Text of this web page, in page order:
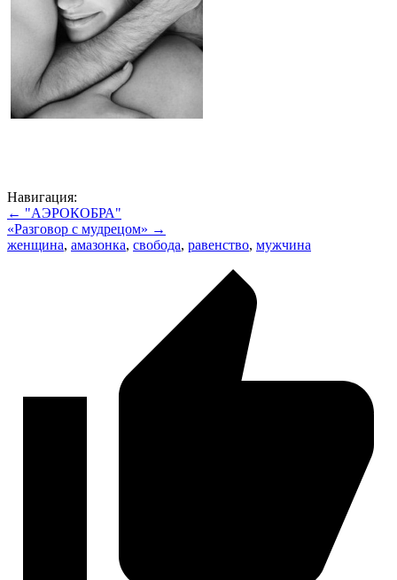
Навигация:
← "АЭРОКОБРА"
«Разговор с мудрецом» →
женщина, амазонка, свобода, равенство, мужчина